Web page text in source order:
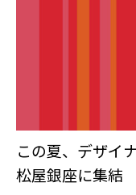
この夏、デザイ
松屋銀座に集結